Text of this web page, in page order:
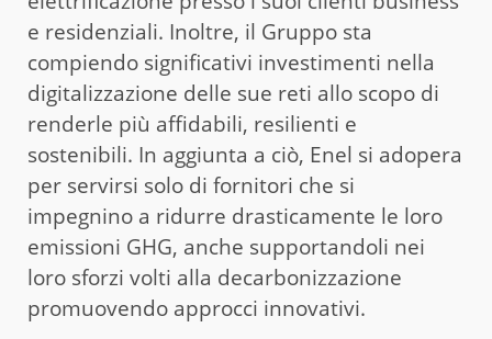
e residenziali. Inoltre, il Gruppo sta
compiendo significativi investimenti nella
digitalizzazione delle sue reti allo scopo di
renderle più affidabili, resilienti e
sostenibili. In aggiunta a ciò, Enel si adopera
per servirsi solo di fornitori che si
impegnino a ridurre drasticamente le loro
emissioni GHG, anche supportandoli nei
loro sforzi volti alla decarbonizzazione
promuovendo approcci innovativi.